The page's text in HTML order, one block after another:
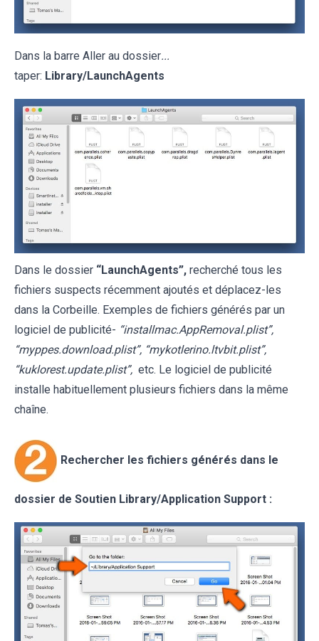
Dans la barre Aller au dossier...
taper: Library/LaunchAgents
Dans le dossier “LaunchAgents”, recherché tous les
fichiers suspects récemment ajoutés et déplacez-les
dans la Corbeille. Exemples de fichiers générés par un
logiciel de publicité- “installmac.AppRemoval.plist”,
“myppes.download.plist”, “mykotlerino.ltvbit.plist”,
“kuklorest.update.plist”, etc. Le logiciel de publicité
installe habituellement plusieurs fichiers dans la même
chaîne.
Rechercher les fichiers générés dans le
dossier de Soutien Library/Application Support :